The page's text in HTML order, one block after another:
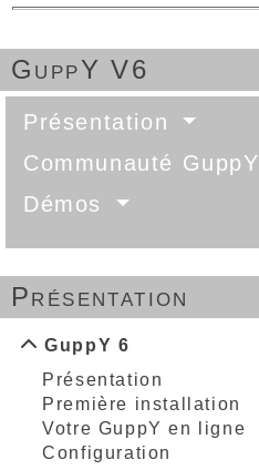
GuppY V6
Présentation
Communauté GuppY
Démos
Présentation
GuppY 6
Présentation
Première installation
Votre GuppY en ligne
Configuration